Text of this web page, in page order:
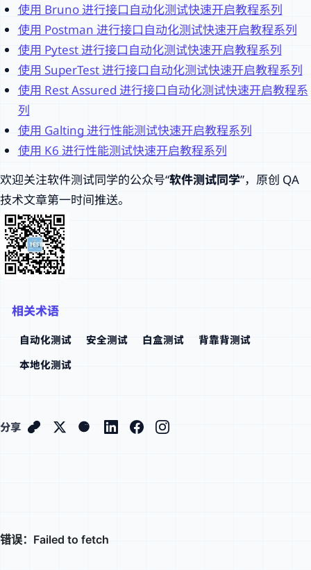
使用 Bruno 进行接口自动化测试快速开启教程系列
使用 Postman 进行接口自动化测试快速开启教程系列
使用 Pytest 进行接口自动化测试快速开启教程系列
使用 SuperTest 进行接口自动化测试快速开启教程系列
使用 Rest Assured 进行接口自动化测试快速开启教程系
列
使用 Galting 进行性能测试快速开启教程系列
使用 K6 进行性能测试快速开启教程系列
欢迎关注软件测试同学的公众号“软件测试同学”，原创 QA
技术文章第一时间推送。
相关术语
自动化测试 安全测试 白盒测试
背靠背测试
本地化测试
分享